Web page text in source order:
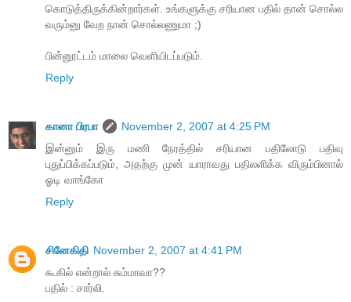
கொடுத்திருக்கின்றார்கள். உங்களுக்கு சரியான பதில் தான் சொல்ல
வரும்னு வேற நான் சொல்லணுமா ;)
பின்னூட்டம் மாலை வெளியிடப்படும்.
Reply
கானா பிரபா
November 2, 2007 at 4:25 PM
இன்னும் இரு மணி நேரத்தில் சரியான பதிலோடு பதிவு
புதுப்பிக்கப்படும், அதற்கு முன் யாராவது பதிலளிக்க விரும்பினால்
ஓடி வாங்கோ
Reply
சினேகிதி November 2, 2007 at 4:41 PM
கூகில் என்றால் சும்மாவா??
பதில் : சார்லி.